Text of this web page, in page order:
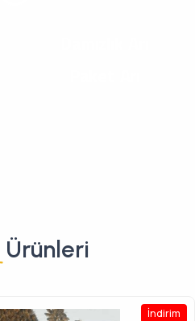
Ürünleri
İndirim